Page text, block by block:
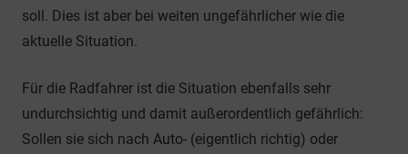
soll. Dies ist aber bei weiten ungefährlicher wie die
aktuelle Situation.
Für die Radfahrer ist die Situation ebenfalls sehr
undurchsichtig und damit außerordentlich gefährlich:
Sollen sie sich nach Auto- (eigentlich richtig) oder